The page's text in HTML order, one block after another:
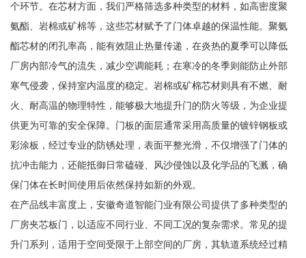
个环节。在芯材方面，我们严格筛选多种类型的材料，如高密度聚
氨酯、岩棉或矿棉等，这些芯材赋予了门体卓越的保温性能。聚氨
酯芯材的闭孔率高，能有效阻止热量传递，在炎热的夏季可以降低
厂房内部冷气的流失，减少空调能耗；在寒冷的冬季则能防止外部
寒气侵袭，保持室内温度的稳定。岩棉或矿棉芯材则具有不燃、耐
火、耐高温的物理特性，能够极大地提升门的防火等级，为企业提
供更为可靠的安全保障。门板的面层通常采用高质量的镀锌钢板或
彩涂板，经过专业的防锈处理，表面平整光滑，不仅增强了门体的
抗冲击能力，还能抵御日常磕碰、风沙侵蚀以及化学品的飞溅，确
保门体在长时间使用后依然保持如新的外观。
在产品线丰富度上，安徽奇道智能门业有限公司提供了多种类型的
厂房夹芯板门，以适应不同行业、不同工况的复杂需求。常见的提
升门系列，适用于空间受限于上部空间的厂房，其轨道系统经过精